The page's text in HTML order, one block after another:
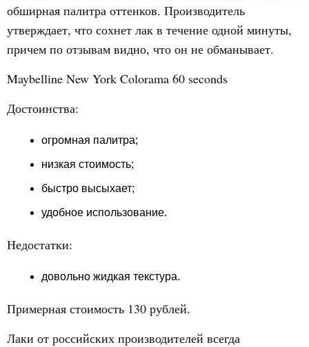
обширная палитра оттенков. Производитель
утверждает, что сохнет лак в течение одной минуты,
причем по отзывам видно, что он не обманывает.
Maybelline New York Colorama 60 seconds
Достоинства:
огромная палитра;
низкая стоимость;
быстро высыхает;
удобное использование.
Недостатки:
довольно жидкая текстура.
Примерная стоимость 130 рублей.
Лаки от российских производителей всегда